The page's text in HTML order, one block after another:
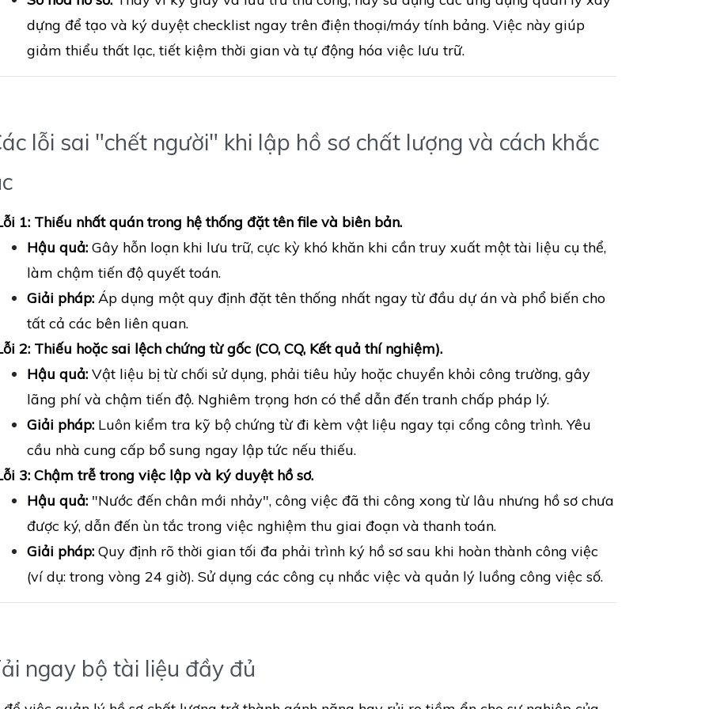
dựng để tạo và ký duyệt checklist ngay trên điện thoại/máy tính bảng. Việc này giúp
giảm thiểu thất lạc, tiết kiệm thời gian và tự động hóa việc lưu trữ.
lỗi sai "chết người" khi lập hồ sơ chất lượng và cách khắc
1: Thiếu nhất quán trong hệ thống đặt tên file và biên bản.
Hậu quả: Gây hỗn loạn khi lưu trữ, cực kỳ khó khăn khi cần truy xuất một tài liệu cụ thể,
làm chậm tiến độ quyết toán.
Giải pháp: Áp dụng một quy định đặt tên thống nhất ngay từ đầu dự án và phổ biến cho
tất cả các bên liên quan.
2: Thiếu hoặc sai lệch chứng từ gốc (CO, CQ, Kết quả thí nghiệm).
Hậu quả: Vật liệu bị từ chối sử dụng, phải tiêu hủy hoặc chuyển khỏi công trường, gây
lãng phí và chậm tiến độ. Nghiêm trọng hơn có thể dẫn đến tranh chấp pháp lý.
Giải pháp: Luôn kiểm tra kỹ bộ chứng từ đi kèm vật liệu ngay tại cổng công trình. Yêu
cầu nhà cung cấp bổ sung ngay lập tức nếu thiếu.
3: Chậm trễ trong việc lập và ký duyệt hồ sơ.
Hậu quả: "Nước đến chân mới nhảy", công việc đã thi công xong từ lâu nhưng hồ sơ chưa
được ký, dẫn đến ùn tắc trong việc nghiệm thu giai đoạn và thanh toán.
Giải pháp: Quy định rõ thời gian tối đa phải trình ký hồ sơ sau khi hoàn thành công việc
(ví dụ: trong vòng 24 giờ). Sử dụng các công cụ nhắc việc và quản lý luồng công việc số.
ngay bộ tài liệu đầy đủ